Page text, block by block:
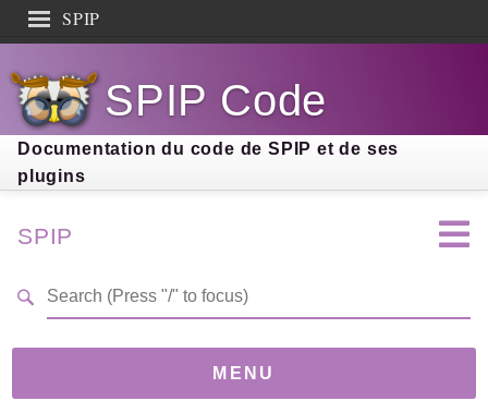
SPIP
Documentation
Contribution
Entraide
Découverte
SPIP Code
Documentation du code de SPIP et de ses
plugins
SPIP
MENU
Search results